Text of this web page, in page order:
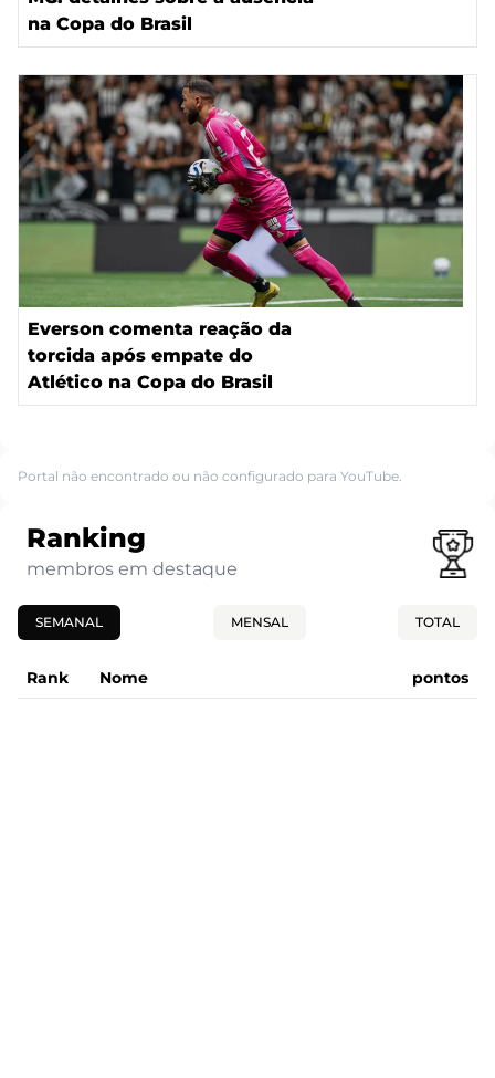
na Copa do Brasil
Everson comenta reação da
torcida após empate do
Atlético na Copa do Brasil
Portal não encontrado ou não configurado para YouTube.
Ranking
membros em destaque
SEMANAL MENSAL TOTAL
Rank Nome pontos